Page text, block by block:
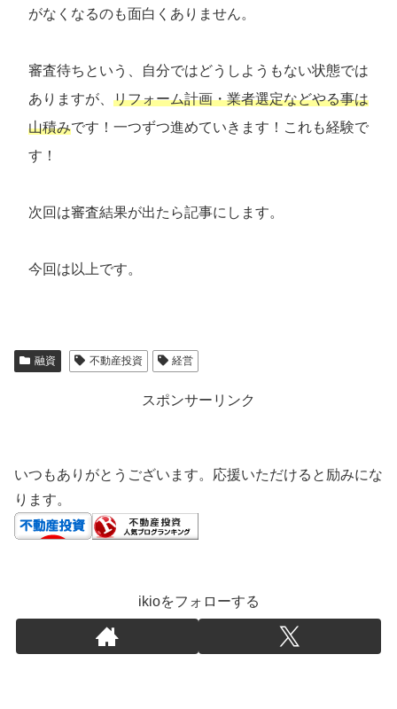
がなくなるのも面白くありません。
審査待ちという、自分ではどうしようもない状態では
ありますが、 リフォーム計画・業者選定などやる事は
山積みです！一つずつ進めていきます！これも経験で
す！
次回は審査結果が出たら記事にします。
今回は以上です。
融資 不動産投資 経営
スポンサーリンク
いつもありがとうございます。応援いただけると励みにな
ります。
ikioをフォローする